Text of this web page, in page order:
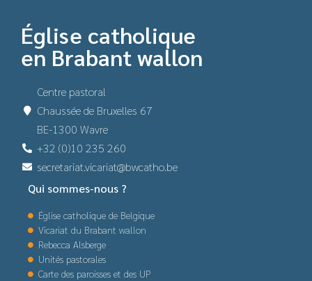
Église catholique
en Brabant wallon
Centre pastoral
Chaussée de Bruxelles 67
BE-1300 Wavre
+32 (0)10 235 260
secretariat.vicariat@bwcatho.be
Qui sommes-nous ?
Église catholique de Belgique
Vicariat du Brabant wallon
Rebecca Alsberge
Unités pastorales
Carte des paroisses et des UP